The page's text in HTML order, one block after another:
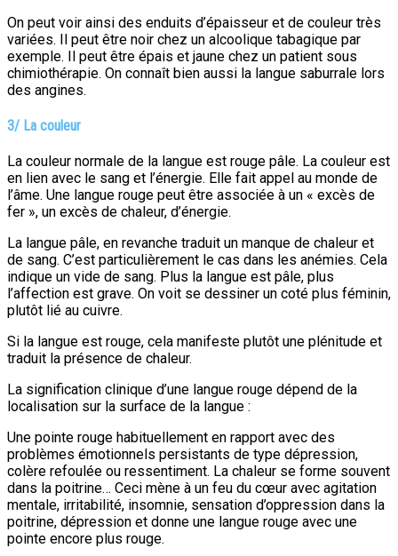
On peut voir ainsi des enduits d’épaisseur et de couleur très
variées. Il peut être noir chez un alcoolique tabagique par
exemple. Il peut être épais et jaune chez un patient sous
chimiothérapie. On connaît bien aussi la langue saburrale lors
des angines.
3/ La couleur
La couleur normale de la langue est rouge pâle. La couleur est
en lien avec le sang et l’énergie. Elle fait appel au monde de
l’âme. Une langue rouge peut être associée à un « excès de
fer », un excès de chaleur, d’énergie.
La langue pâle, en revanche traduit un manque de chaleur et
de sang. C’est particulièrement le cas dans les anémies. Cela
indique un vide de sang. Plus la langue est pâle, plus
l’affection est grave. On voit se dessiner un coté plus féminin,
plutôt lié au cuivre.
Si la langue est rouge, cela manifeste plutôt une plénitude et
traduit la présence de chaleur.
La signification clinique d’une langue rouge dépend de la
localisation sur la surface de la langue :
Une pointe rouge habituellement en rapport avec des
problèmes émotionnels persistants de type dépression,
colère refoulée ou ressentiment. La chaleur se forme souvent
dans la poitrine… Ceci mène à un feu du cœur avec agitation
mentale, irritabilité, insomnie, sensation d’oppression dans la
poitrine, dépression et donne une langue rouge avec une
pointe encore plus rouge.